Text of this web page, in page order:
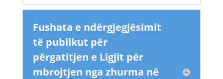
Fushata e ndërgjegjësimit
të publikut për
përgatitjen e Ligjit për
mbrojtjen nga zhurma në